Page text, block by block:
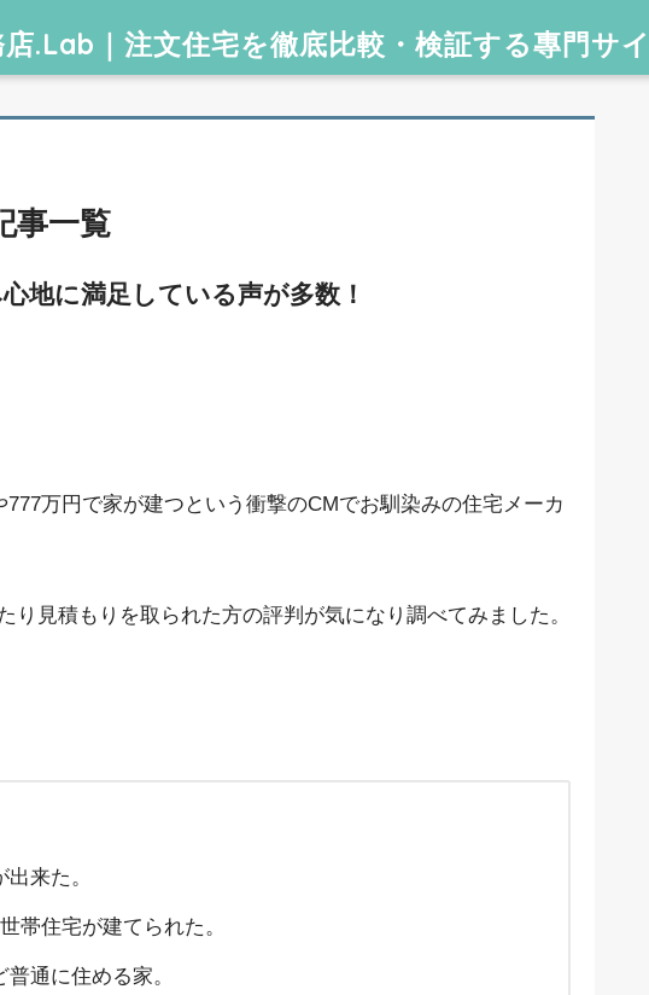
事一覧
地に満足している声が多数！
万円で家が建つという衝撃のCMでお馴染みの住宅メーカ
り見積もりを取られた方の評判が気になり調べてみました。
来た。
帯住宅が建てられた。
通に住める家。